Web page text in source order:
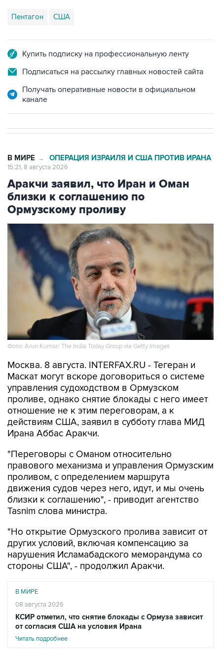
Пентагон США
Купить подписку на профессиональную ленту
Подписаться на рассылку главных новостей сайта
Получать оперативные новости в официальном
канале
В МИРЕ → ОПЕРАЦИЯ ИЗРАИЛЯ И США ПРОТИВ ИРАНА
15:21, 8 августа 2026
Аракчи заявил, что Иран и Оман
близки к соглашению по
Ормузскому проливу
Фото: Arun Kumar/ The India Today Group via Getty Images
Москва. 8 августа. INTERFAX.RU - Тегеран и
Маскат могут вскоре договориться о системе
управления судоходством в Ормузском
проливе, однако снятие блокады с него имеет
отношение не к этим переговорам, а к
действиям США, заявил в субботу глава МИД
Ирана Аббас Аракчи.
"Переговоры с Оманом относительно
правового механизма и управления Ормузским
проливом, с определением маршрута
движения судов через него, идут, и мы очень
близки к соглашению", - приводит агентство
Tasnim слова министра.
"Но открытие Ормузского пролива зависит от
других условий, включая компенсацию за
нарушения Исламабадского меморандума со
стороны США", - продолжил Аракчи.
В МИРЕ
08 августа 2026
КСИР отметил, что снятие блокады с Ормуза зависит
от согласия США на условия Ирана
Читать подробнее